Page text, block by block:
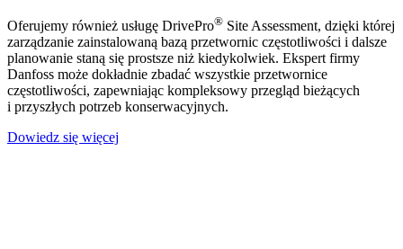
Oferujemy również usługę DrivePro® Site Assessment, dzięki której
zarządzanie zainstalowaną bazą przetwornic częstotliwości i dalsze
planowanie staną się prostsze niż kiedykolwiek. Ekspert firmy
Danfoss może dokładnie zbadać wszystkie przetwornice
częstotliwości, zapewniając kompleksowy przegląd bieżących
i przyszłych potrzeb konserwacyjnych.
Dowiedz się więcej